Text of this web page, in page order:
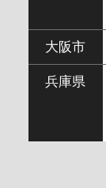
大阪市
兵庫県